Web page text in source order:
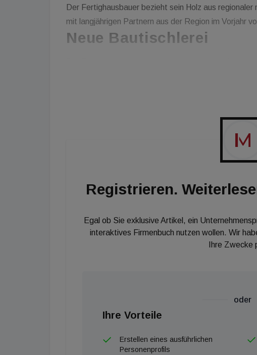
Der Fertighausbauer bezieht sein Holz aus
mit langjährigen Partnern aus der Region im Vorjahr
Neue Bautischlerei
vorgefertigte Hartl Einfamilienhaus, das auch heute
steht. Mit den Jahren sind neue Produktionsanlagen,
realisiert und das Werksgelände auf 132.000 m²
und Peter Suter aus der operativen zurück und
Lehrlinge.Registrieren.
Egal ob Sie exklusive Artikel, ein
interaktives Firmenbuch nutzen wollen. Wir
Ihre Zwecke
oder
Ihre Vorteile
Erstellen eines ausführlichen
Personenprofils